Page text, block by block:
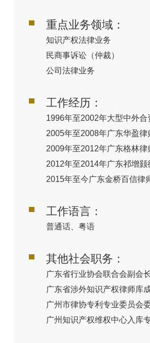
重点业务领域：
知识产权法律业务
民商事诉讼（仲裁）
公司法律业务
工作经历：
1996年至2002年大型中外合
2005年至2008年广东华盈律
2009年至2012年广东格林律
2012年至2014年广东祁增
2015年至今广东金桥百信律
工作语言：
普通话、粤语
其他社会职务：
广东省行业协会联合会副会
广东省涉外知识产权律师库
广州市律协专利专业委员会
广州知识产权维权中心入库